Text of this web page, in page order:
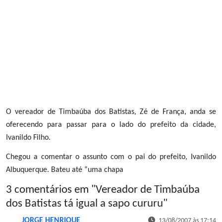
O vereador de Timbaúba dos Batistas, Zé de França, anda se
oferecendo para passar para o lado do prefeito da cidade,
Ivanildo Filho.
Chegou a comentar o assunto com o pai do prefeito, Ivanildo
Albuquerque. Bateu até “uma chapa
3 comentários em "Vereador de Timbaúba
dos Batistas tá igual a sapo cururu"
JORGE HENRIQUE